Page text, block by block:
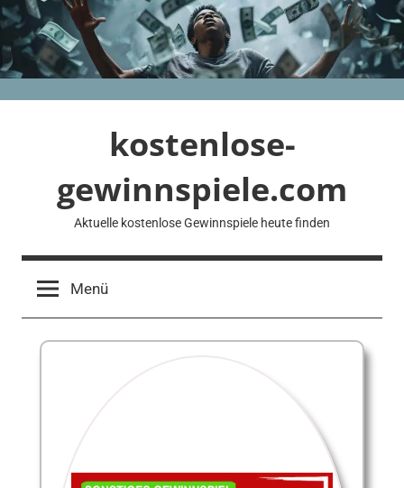
Zum
Inhalt
springen
kostenlose-
gewinnspiele.com
Aktuelle kostenlose Gewinnspiele heute finden
Menü